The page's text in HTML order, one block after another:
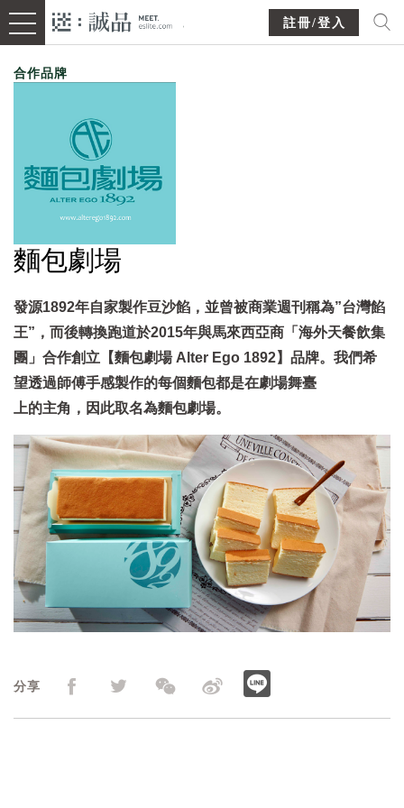
註冊/登入
合作品牌
麵包劇場
發源1892年自家製作豆沙餡，並曾被商業週刊稱為”台灣餡
王”，而後轉換跑道於2015年與馬來西亞商「海外天餐飲集
團」合作創立【麵包劇場 Alter Ego 1892】品牌。我們希
望透過師傅手感製作的每個麵包都是在劇場舞臺
上的主角，因此取名為麵包劇場。
分享